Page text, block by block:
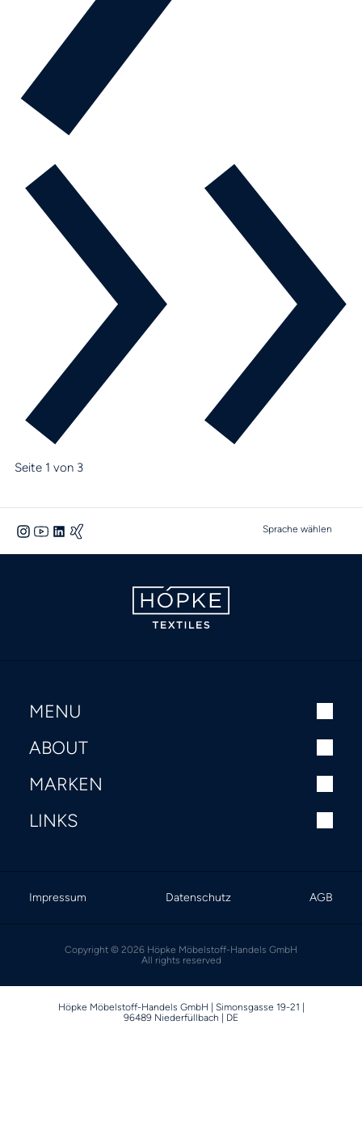
Seite 1 von 3
Sprache wählen
MENU
ABOUT
MARKEN
LINKS
Impressum Datenschutz AGB
Copyright © 2026 Höpke Möbelstoff-Handels GmbH
All rights reserved
Höpke Möbelstoff-Handels GmbH | Simonsgasse 19-21 |
96489 Niederfüllbach | DE